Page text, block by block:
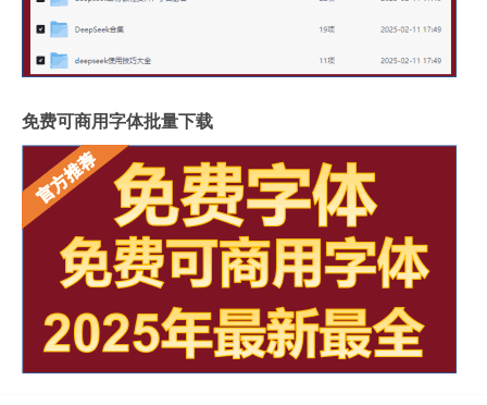
免费可商用字体批量下载